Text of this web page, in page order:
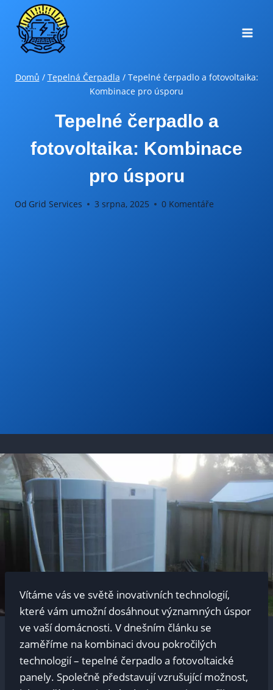
Přeskočit
obsah
Domů / Tepelná Čerpadla / Tepelné čerpadlo a fotovoltaika:
Kombinace pro úsporu
Tepelné čerpadlo a
fotovoltaika: Kombinace
pro úsporu
Od Grid Services 3 srpna, 2025 0 Komentáře
Vítáme vás ve světě inovativních technologií,
které vám umožní dosáhnout významných úspor
ve vaší domácnosti. V dnešním článku se
zaměříme na kombinaci dvou pokročilých
technologií – tepelné čerpadlo a fotovoltaické
panely. Společně představují vzrušující možnost,